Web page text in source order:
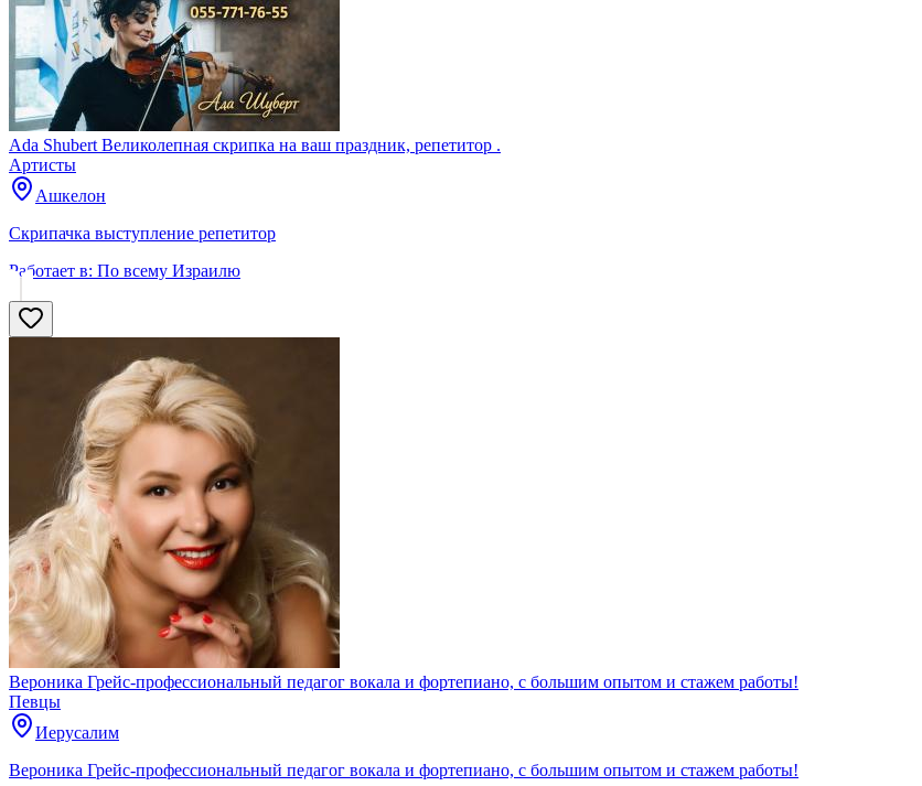
Ada Shubert Великолепная скрипка на ваш праздник, репетитор .
Артисты
Ашкелон
Скрипачка выступление репетитор
Работает в: По всему Израилю
Вероника Грейс-профессиональный педагог вокала и фортепиано, с большим опытом и стажем работы!
Певцы
Иерусалим
Вероника Грейс-профессиональный педагог вокала и фортепиано, с большим опытом и стажем работы!